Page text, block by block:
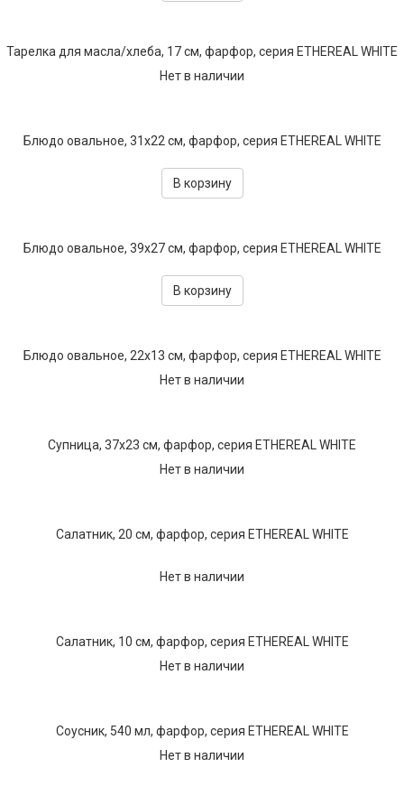
Тарелка для масла/хлеба, 17 см, фарфор, серия ETHEREAL WHITE
Нет в наличии
Блюдо овальное, 31х22 см, фарфор, серия ETHEREAL WHITE
В корзину
Блюдо овальное, 39х27 см, фарфор, серия ETHEREAL WHITE
В корзину
Блюдо овальное, 22х13 см, фарфор, серия ETHEREAL WHITE
Нет в наличии
Супница, 37х23 см, фарфор, серия ETHEREAL WHITE
Нет в наличии
Салатник, 20 см, фарфор, серия ETHEREAL WHITE
Нет в наличии
Салатник, 10 см, фарфор, серия ETHEREAL WHITE
Нет в наличии
Соусник, 540 мл, фарфор, серия ETHEREAL WHITE
Нет в наличии